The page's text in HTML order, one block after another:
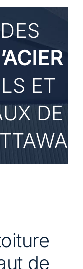
DES
ET
DE
de